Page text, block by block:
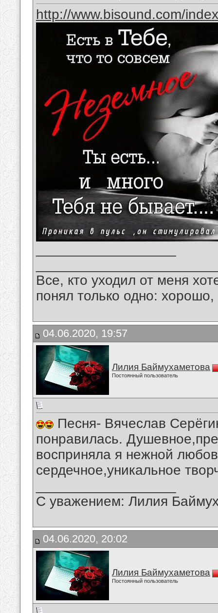
http://www.bisound.com/
Все, кто уходил от меня
понял только одно:
04.06.2020, 19:57
Лилия Баймухаметова
Постоянный пользователь
Песня- Вячеслав
понравилась.
восприняла я нежной
сердечное,уникальное
С уважением: Лилия
04.06.2020, 20:02
Лилия Баймухаметова
Постоянный пользователь